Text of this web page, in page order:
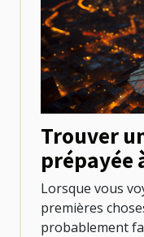
Trouver
prépayée
options
Lorsque vous
premières
probablement